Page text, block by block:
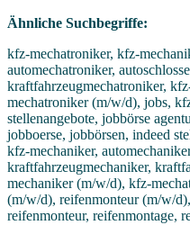
Ähnliche Suchbegriffe:
kfz-mechatroniker, kfz-
automechatroniker,
kraftfahrzeugmechatroniker,
mechatroniker (m/w/d), jobs,
stellenangebote, jobbörse
jobboerse, jobbörsen, indeed
kfz-mechaniker,
kraftfahrzeugmechaniker,
mechaniker (m/w/d), kfz-
(m/w/d), reifenmonteur (m/w/
reifenmonteur, reifenmontage,